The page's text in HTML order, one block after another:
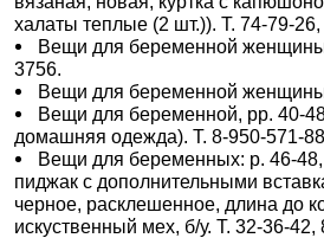
халаты теплые (2 шт.)). Т. 74-79-
Вещи для беременной
3756.
Вещи для беременной
Вещи для беременной, рр. 40-
домашняя одежда). Т. 8-950-571-
Вещи для беременных: р. 46-
пиджак с дополнительными
черное, расклешенное, длина до
искуственный мех, б/у. Т. 32-36-